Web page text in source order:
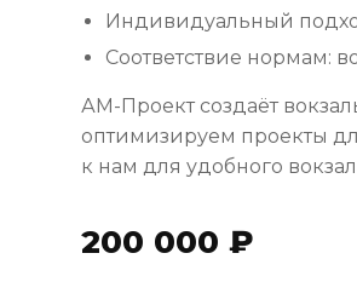
Индивидуальный
Соответствие нормам:
АМ-Проект создаёт
оптимизируем проекты
к нам для удобного
200 000 ₽